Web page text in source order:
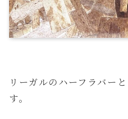
リーガルのハーフラバー
す。